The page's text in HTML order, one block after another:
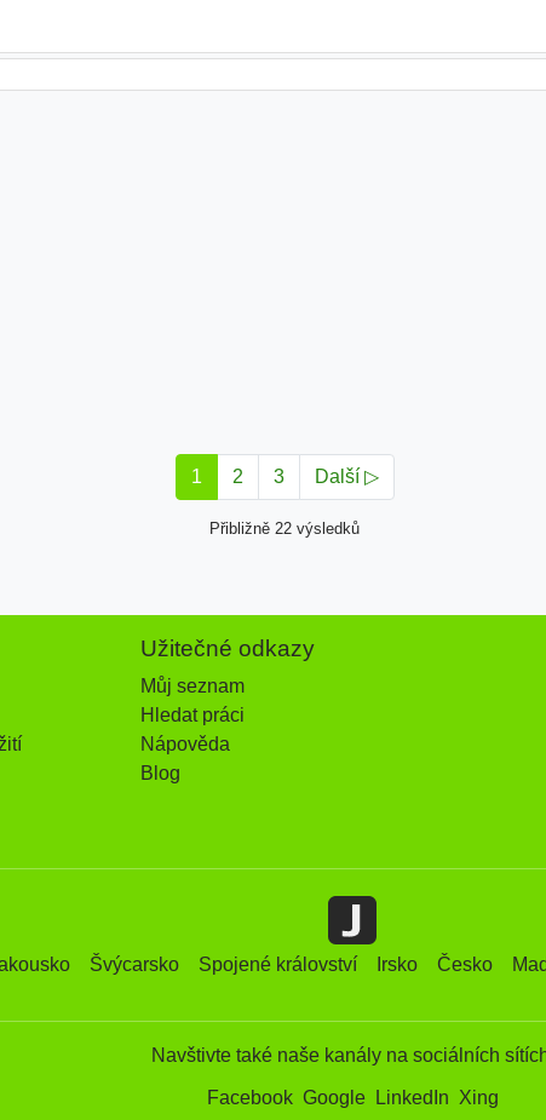
1 2 3 Další ▷
Přibližně 22 výsledků
Užitečné odkazy
Můj seznam
Hledat práci
Nápověda
Blog
Švýcarsko Spojené království Irsko Česko
Navštivte také naše kanály na sociálních
Facebook Google LinkedIn Xing